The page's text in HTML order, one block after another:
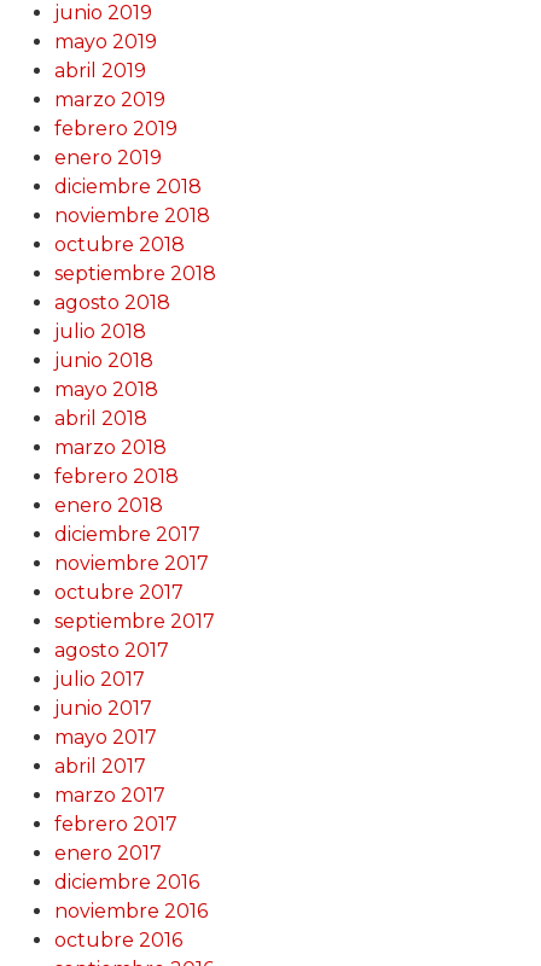
junio 2019
mayo 2019
abril 2019
marzo 2019
febrero 2019
enero 2019
diciembre 2018
noviembre 2018
octubre 2018
septiembre 2018
agosto 2018
julio 2018
junio 2018
mayo 2018
abril 2018
marzo 2018
febrero 2018
enero 2018
diciembre 2017
noviembre 2017
octubre 2017
septiembre 2017
agosto 2017
julio 2017
junio 2017
mayo 2017
abril 2017
marzo 2017
febrero 2017
enero 2017
diciembre 2016
noviembre 2016
octubre 2016